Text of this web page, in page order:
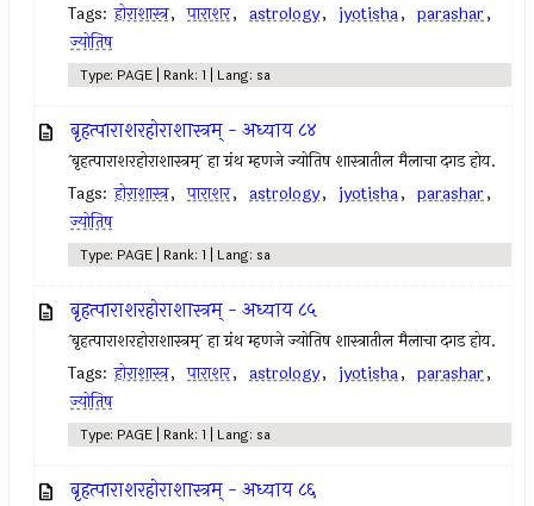
Tags: होराशास्त्र, पाराशर, astrology, jyotisha, parashar,
ज्योतिष
Type: PAGE | Rank: 1 | Lang: sa
बृहत्पाराशरहोराशास्त्रम् - अध्याय ८४
`बृहत्पाराशरहोराशास्त्रम्` हा ग्रंथ म्हणजे ज्योतिष शास्त्रातील मैलाचा दगड होय.
Tags: होराशास्त्र, पाराशर, astrology, jyotisha, parashar,
ज्योतिष
Type: PAGE | Rank: 1 | Lang: sa
बृहत्पाराशरहोराशास्त्रम् - अध्याय ८५
`बृहत्पाराशरहोराशास्त्रम्` हा ग्रंथ म्हणजे ज्योतिष शास्त्रातील मैलाचा दगड होय.
Tags: होराशास्त्र, पाराशर, astrology, jyotisha, parashar,
ज्योतिष
Type: PAGE | Rank: 1 | Lang: sa
बृहत्पाराशरहोराशास्त्रम् - अध्याय ८६